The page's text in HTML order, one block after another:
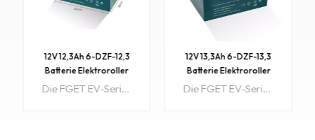
12V 13,3Ah 6-DZF-13,3
Batterie Elektroroller
Golfwagen LuxuriöseDie FGET EV-Serie (Electric Vehicle) ist speziell für die häufige Tiefentladung konzipiert. Geeignet für Mobilitätsroller, Elektrorollstühle, Golfbuggys usw.6-DZM-13.3 SLA ist eine wiederaufladbare, wartungsfreie 12-V-13,3-Ah-Batterie mit versiegelter Bleisäure (SLA).Stromstärke: 13,3 Ah / Spannung: 12 VGröße: 151 (L) × 99 (B) × 98 (H) × 98,5 (TH)Die wartungsfreie, versiegelte Batterie trocknet nicht aus und verschüttet nichtsProbe: verfügbar
12V 20Ah 6-DZM-20.9
Batterie Elektroroller
Elektrofahrzeuge Die FGET EV-Serie (Electric Vehicle) ist speziell für die häufige Tiefentladung konzipiert. Geeignet für Mobilitätsroller, Elektrorollstühle, Golfbuggys usw.6-DZM-20.9 SLA ist eine wiederaufladbare, wartungsfreie 12-V-20,9-Ah-Batterie mit versiegelter Bleisäure (SLA).Stromstärke: 20,9 Ah / Spannung: 12 VGröße: 7,1'' (181 mm) x 3" (78 mm) x 6,7" (170 mm)Die wartungsfreie, versiegelte Batterie trocknet nicht aus und verschüttet nichtsProbe: verfügbar